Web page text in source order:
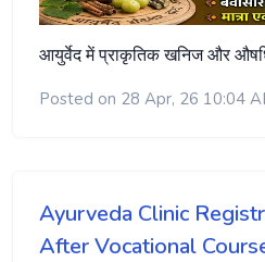
आयुर्वेद में प्राकृतिक खनिज और
Posted on 28 Apr, 26 10:04
Ayurveda Clinic
After Vocational